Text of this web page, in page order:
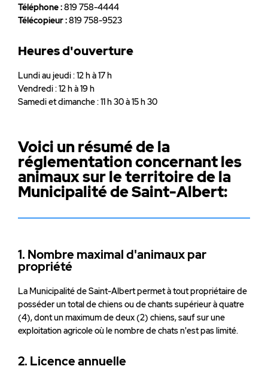
Téléphone :819 758-4444
Télécopieur :819 758-9523
Heures d'ouverture
Lundi au jeudi : 12 h à 17 h
Vendredi : 12 h à 19 h
Samedi et dimanche : 11 h 30 à 15 h 30
Voici un résumé de la
réglementation concernant les
animaux sur le territoire de la
Municipalité de Saint-Albert:
1. Nombre maximal d'animaux par
propriété
La Municipalité de Saint-Albert permet à tout propriétaire de
posséder un total de chiens ou de chants supérieur à quatre
(4), dont un maximum de deux (2) chiens, sauf sur une
exploitation agricole où le nombre de chats n'est pas limité.
2. Licence annuelle